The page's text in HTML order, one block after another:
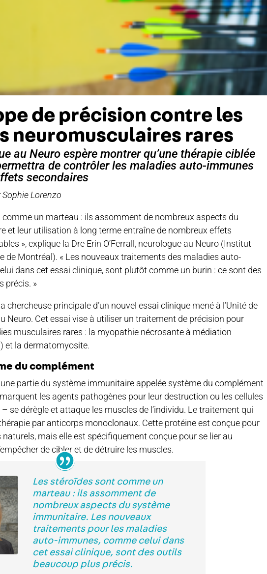
de précision contre les
neuromusculaires rares
au Neuro espère montrer qu’une thérapie ciblée
de contrôler les maladies auto-immunes
secondaires
Sophie Lorenzo
comme un marteau : ils assomment de nombreux aspects du
et leur utilisation à long terme entraîne de nombreux effets
», explique la Dre Erin O’Ferrall, neurologue au Neuro (Institut-
de Montréal). « Les nouveaux traitements des maladies auto-
dans cet essai clinique, sont plutôt comme un burin : ce sont des
précis. »
chercheuse principale d’un nouvel essai clinique mené à l’Unité de
Neuro. Cet essai vise à utiliser un traitement de précision pour
musculaires rares : la myopathie nécrosante à médiation
et la dermatomyosite.
du complément
partie du système immunitaire appelée système du complément
les agents pathogènes pour leur destruction ou les cellules
se dérègle et attaque les muscles de l’individu. Le traitement qui
par anticorps monoclonaux. Cette protéine est conçue pour
mais elle est spécifiquement conçue pour se lier au
de cibler et de détruire les muscles.
Les stéroïdes sont comme un
marteau : ils assomment de
nombreux aspects du système
immunitaire. Les nouveaux
traitements pour les maladies
auto-immunes, comme celui dans
cet essai clinique, sont des outils
beaucoup plus précis.